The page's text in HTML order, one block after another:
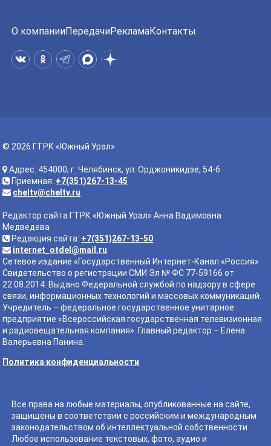
О компанииПередачиРекламаКонтакты
© 2026 ГТРК «Южный Урал»
Адрес: 454000, г. Челябинск, ул. Орджоникидзе, 54-б
Приемная: +7(351)267-13-45
cheltv@cheltv.ru
Редактор сайта ГТРК «Южный Урал» Анна Вадимовна
Медведева
Редакция сайта: +7(351)267-13-50
internet_otdel@mail.ru
Сетевое издание «Государственный Интернет-Канал «Россия».
Свидетельство о регистрации СМИ Эл № ФС 77-59166 от
22.08.2014. Выдано Федеральной службой по надзору в сфере
связи, информационных технологий и массовых коммуникаций.
Учредитель – федеральное государственное унитарное
предприятие «Всероссийская государственная телевизионная
и радиовещательная компания». Главный редактор – Елена
Валерьевна Панина.
Политика конфиденциальности
Все права на любые материалы, опубликованные на сайте,
защищены в соответствии с российским и международным
законодательством об интеллектуальной собственности.
Любое использование текстовых, фото, аудио и